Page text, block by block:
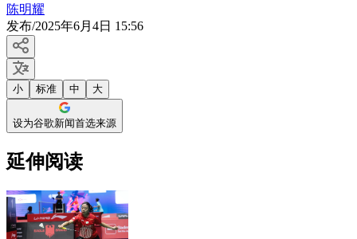
陈明耀
发布/2025年6月4日 15:56
小 标准 中 大
设为谷歌新闻首选来源
延伸阅读